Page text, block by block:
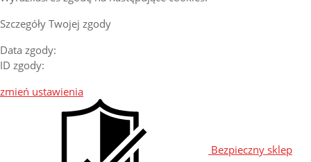
Szczegóły Twojej zgody
Data zgody:
ID zgody:
zmień ustawienia
Bezpieczny sklep